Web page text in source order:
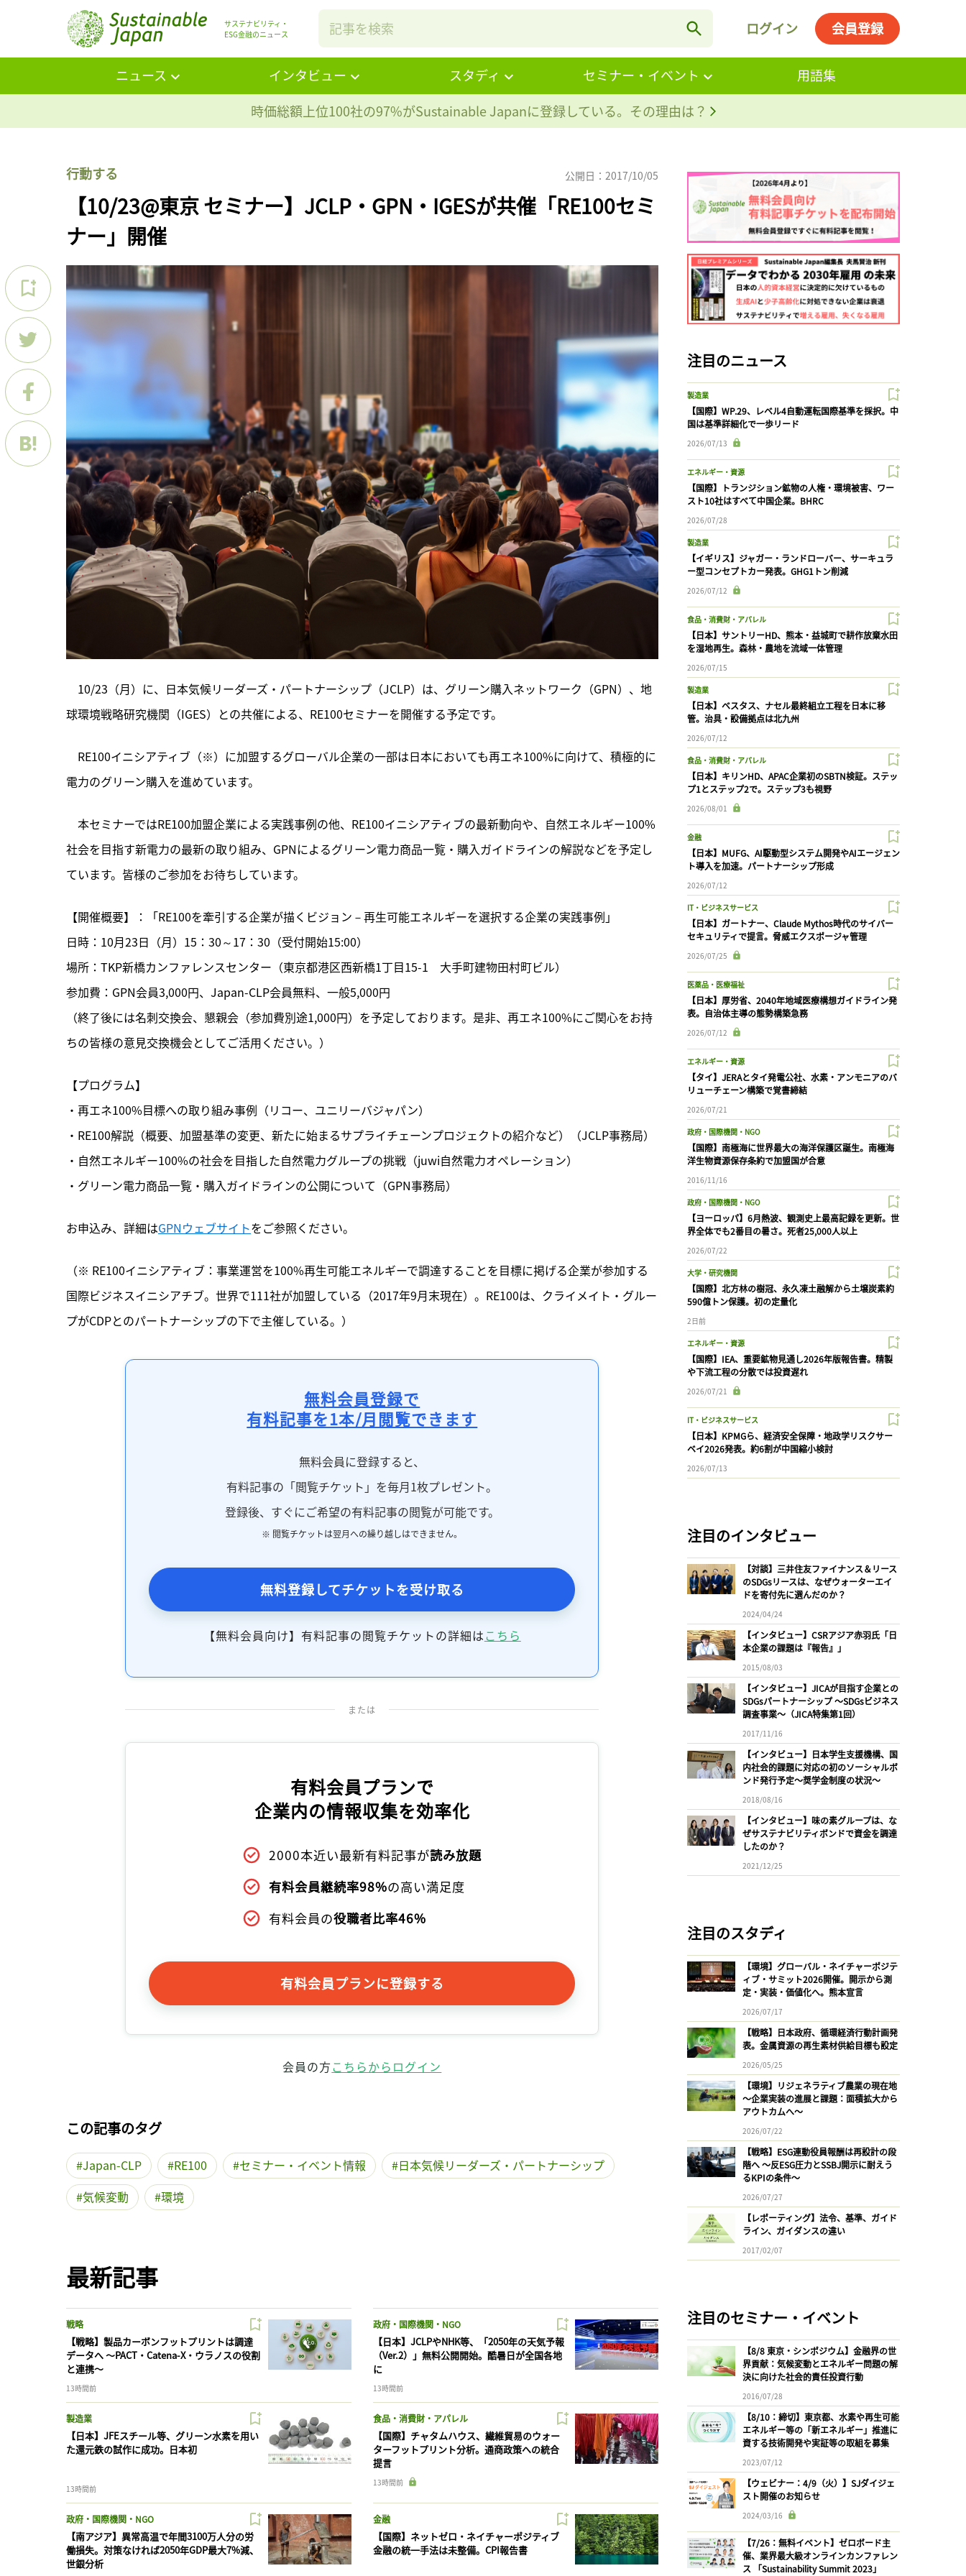
サステナビリティ・
ESG金融のニュース
ログイン 会員登録
ニュース インタビュー スタディ セミナー・イベント
用語集
時価総額上位100社の97%がSustainable Japanに登録している。その理由は？
行動する 公開日：2017/10/05
【10/23@東京 セミナー】JCLP・GPN・IGESが共催「RE100セミ
ナー」開催
10/23（月）に、日本気候リーダーズ・パートナーシップ（JCLP）は、グリーン購入ネットワーク（GPN）、地
球環境戦略研究機関（IGES）との共催による、RE100セミナーを開催する予定です。
RE100イニシアティブ（※）に加盟するグローバル企業の一部は日本においても再エネ100%に向けて、積極的に
電力のグリーン購入を進めています。
本セミナーではRE100加盟企業による実践事例の他、RE100イニシアティブの最新動向や、自然エネルギー100%
社会を目指す新電力の最新の取り組み、GPNによるグリーン電力商品一覧・購入ガイドラインの解説などを予定し
ています。皆様のご参加をお待ちしています。
【開催概要】：「RE100を牽引する企業が描くビジョン－再生可能エネルギーを選択する企業の実践事例」
日時：10月23日（月）15：30～17：30（受付開始15:00）
場所：TKP新橋カンファレンスセンター（東京都港区西新橋1丁目15-1　大手町建物田村町ビル）
参加費：GPN会員3,000円、Japan-CLP会員無料、一般5,000円
（終了後には名刺交換会、懇親会（参加費別途1,000円）を予定しております。是非、再エネ100%にご関心をお持
ちの皆様の意見交換機会としてご活用ください。）
【プログラム】
・再エネ100%目標への取り組み事例（リコー、ユニリーバジャパン）
・RE100解説（概要、加盟基準の変更、新たに始まるサプライチェーンプロジェクトの紹介など）（JCLP事務局）
・自然エネルギー100%の社会を目指した自然電力グループの挑戦（juwi自然電力オペレーション）
・グリーン電力商品一覧・購入ガイドラインの公開について（GPN事務局）
お申込み、詳細はGPNウェブサイトをご参照ください。
（※ RE100イニシアティブ：事業運営を100%再生可能エネルギーで調達することを目標に掲げる企業が参加する
国際ビジネスイニシアチブ。世界で111社が加盟している（2017年9月末現在）。RE100は、クライメイト・グルー
プがCDPとのパートナーシップの下で主催している。）
無料会員登録で
有料記事を1本/月閲覧できます
無料会員に登録すると、
有料記事の「閲覧チケット」を毎月1枚プレゼント。
登録後、すぐにご希望の有料記事の閲覧が可能です。
※ 閲覧チケットは翌月への繰り越しはできません。
無料登録してチケットを受け取る
【無料会員向け】有料記事の閲覧チケットの詳細はこちら
または
有料会員プランで
企業内の情報収集を効率化
2000本近い最新有料記事が読み放題
有料会員継続率98%の高い満足度
有料会員の役職者比率46%
有料会員プランに登録する
会員の方こちらからログイン
この記事のタグ
Japan-CLP RE100 セミナー・イベント情報
日本気候リーダーズ・パートナーシップ
気候変動
環境
最新記事
戦略
【戦略】製品カーボンフットプリントは調達
データへ 〜PACT・Catena-X・ウラノスの役割
と連携〜
13時間前
政府・国際機関・NGO
【日本】JCLPやNHK等、「2050年の天気予報
（Ver.2）」無料公開開始。酷暑日が全国各地
に
13時間前
製造業
【日本】JFEスチール等、グリーン水素を用い
た還元鉄の試作に成功。日本初
13時間前
食品・消費財・アパレル
【国際】チャタムハウス、繊維貿易のウォー
ターフットプリント分析。通商政策への統合
提言
13時間前
政府・国際機関・NGO
【南アジア】異常高温で年間3100万人分の労
働損失。対策なければ2050年GDP最大7%減、
世銀分析
金融
【国際】ネットゼロ・ネイチャーポジティブ
金融の統一手法は未整備。CPI報告書
注目のニュース
製造業
【国際】WP.29、レベル4自動運転国際基準を採択。中
国は基準詳細化で一歩リード
2026/07/13
エネルギー・資源
【国際】トランジション鉱物の人権・環境被害、ワー
スト10社はすべて中国企業。BHRC
2026/07/28
製造業
【イギリス】ジャガー・ランドローバー、サーキュラ
ー型コンセプトカー発表。GHG1トン削減
2026/07/12
食品・消費財・アパレル
【日本】サントリーHD、熊本・益城町で耕作放棄水田
を湿地再生。森林・農地を流域一体管理
2026/07/15
製造業
【日本】ベスタス、ナセル最終組立工程を日本に移
管。治具・設備拠点は北九州
2026/07/12
食品・消費財・アパレル
【日本】キリンHD、APAC企業初のSBTN検証。ステッ
プ1とステップ2で。ステップ3も視野
2026/08/01
金融
【日本】MUFG、AI駆動型システム開発やAIエージェン
ト導入を加速。パートナーシップ形成
2026/07/12
IT・ビジネスサービス
【日本】ガートナー、Claude Mythos時代のサイバー
セキュリティで提言。脅威エクスポージャ管理
2026/07/25
医薬品・医療福祉
【日本】厚労省、2040年地域医療構想ガイドライン発
表。自治体主導の態勢構築急務
2026/07/12
エネルギー・資源
【タイ】JERAとタイ発電公社、水素・アンモニアのバ
リューチェーン構築で覚書締結
2026/07/21
政府・国際機関・NGO
【国際】南極海に世界最大の海洋保護区誕生。南極海
洋生物資源保存条約で加盟国が合意
2016/11/16
政府・国際機関・NGO
【ヨーロッパ】6月熱波、観測史上最高記録を更新。世
界全体でも2番目の暑さ。死者25,000人以上
2026/07/22
大学・研究機関
【国際】北方林の樹冠、永久凍土融解から土壌炭素約
590億トン保護。初の定量化
2日前
エネルギー・資源
【国際】IEA、重要鉱物見通し2026年版報告書。精製
や下流工程の分散では投資遅れ
2026/07/21
IT・ビジネスサービス
【日本】KPMGら、経済安全保障・地政学リスクサー
ベイ2026発表。約6割が中国縮小検討
2026/07/13
注目のインタビュー
【対談】三井住友ファイナンス＆リース
のSDGsリースは、なぜウォーターエイ
ドを寄付先に選んだのか？
2024/04/24
【インタビュー】CSRアジア赤羽氏「日
本企業の課題は『報告』」
2015/08/03
【インタビュー】JICAが目指す企業との
SDGsパートナーシップ 〜SDGsビジネス
調査事業〜（JICA特集第1回）
2017/11/16
【インタビュー】日本学生支援機構、国
内社会的課題に対応の初のソーシャルボ
ンド発行予定〜奨学金制度の状況〜
2018/08/16
【インタビュー】味の素グループは、な
ぜサステナビリティボンドで資金を調達
したのか？
2021/12/25
注目のスタディ
【環境】グローバル・ネイチャーポジテ
ィブ・サミット2026開催。開示から測
定・実装・価値化へ。熊本宣言
2026/07/17
【戦略】日本政府、循環経済行動計画発
表。金属資源の再生素材供給目標も設定
2026/05/25
【環境】リジェネラティブ農業の現在地
〜企業実装の進展と課題：面積拡大から
アウトカムへ〜
2026/07/22
【戦略】ESG連動役員報酬は再設計の段
階へ 〜反ESG圧力とSSBJ開示に耐えう
るKPIの条件〜
2026/07/27
【レポーティング】法令、基準、ガイド
ライン、ガイダンスの違い
2017/02/07
注目のセミナー・イベント
【8/8 東京・シンポジウム】金融界の世
界貢献：気候変動とエネルギー問題の解
決に向けた社会的責任投資行動
2016/07/28
【8/10：締切】東京都、水素や再生可能
エネルギー等の「新エネルギー」推進に
資する技術開発や実証等の取組を募集
2023/07/12
【ウェビナー：4/9（火）】SJダイジェ
スト開催のお知らせ
2024/03/16
【7/26：無料イベント】ゼロボード主
催、業界最大級オンラインカンファレン
ス 「Sustainability Summit 2023」
ログインが必要です